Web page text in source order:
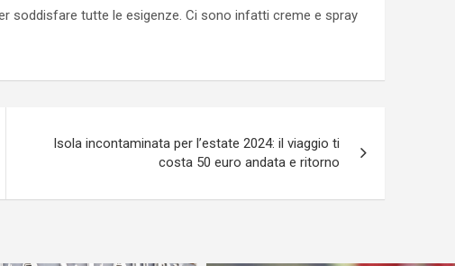
soddisfare tutte le esigenze. Ci sono infatti creme e spray
Isola incontaminata per l’estate 2024: il viaggio ti
costa 50 euro andata e ritorno